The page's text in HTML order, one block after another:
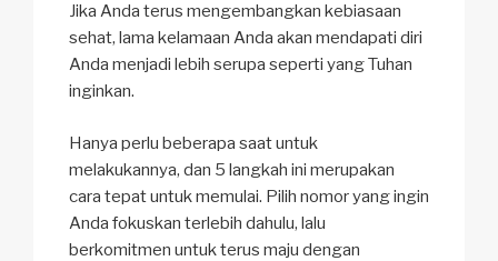
Jika Anda terus mengembangkan kebiasaan
sehat, lama kelamaan Anda akan mendapati diri
Anda menjadi lebih serupa seperti yang Tuhan
inginkan.
Hanya perlu beberapa saat untuk
melakukannya, dan 5 langkah ini merupakan
cara tepat untuk memulai. Pilih nomor yang ingin
Anda fokuskan terlebih dahulu, lalu
berkomitmen untuk terus maju dengan